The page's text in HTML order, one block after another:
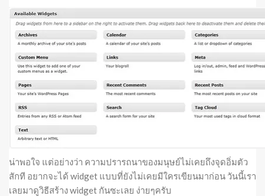
น่าพอใจ แต่อย่างว่า ความปรารถนาของมนุษย์ไม่เคยถึงจุดอิ่มตัว
สักที อยากจะได้ widget แบบที่ยังไม่เคยมีใครเขียนมาก่อน วันนี้เรา
เลยมาดูวิธีสร้าง widget กันซะเลย ง่ายๆครับ